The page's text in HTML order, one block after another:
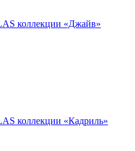
коллекции «Джайв»
коллекции «Кадриль»